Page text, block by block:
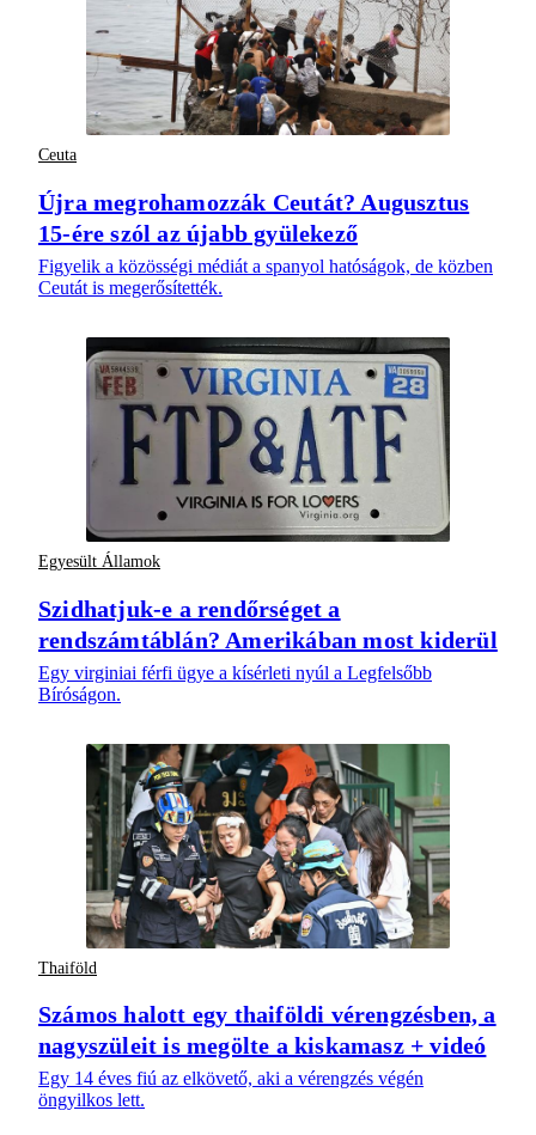
Ceuta
Újra megrohamozzák Ceutát? Augusztus
15-ére szól az újabb gyülekező
Figyelik a közösségi médiát a spanyol hatóságok, de közben
Ceutát is megerősítették.
Egyesült Államok
Szidhatjuk-e a rendőrséget a
rendszámtáblán? Amerikában most kiderül
Egy virginiai férfi ügye a kísérleti nyúl a Legfelsőbb
Bíróságon.
Thaiföld
Számos halott egy thaiföldi vérengzésben, a
nagyszüleit is megölte a kiskamasz + videó
Egy 14 éves fiú az elkövető, aki a vérengzés végén
öngyilkos lett.